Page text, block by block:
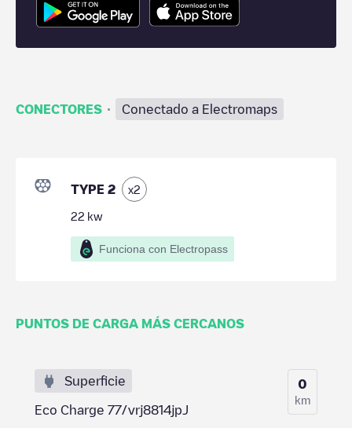
CONECTORES · Conectado a Electromaps
TYPE 2 x2
22 kw
Funciona con Electropass
PUNTOS DE CARGA MÁS CERCANOS
Superficie
Eco Charge 77/vrj8814jpJ
0
km